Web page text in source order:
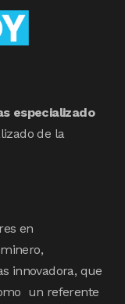
especializado
de la
en
innovadora, que
un referente